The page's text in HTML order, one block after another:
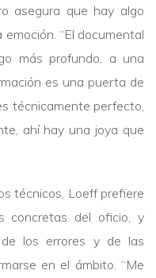
asegura que hay algo
“El documental
más profundo, a una
es una puerta de
técnicamente perfecto,
ahí hay una joya que
técnicos, Loeff prefiere
concretas del oficio, y
los errores y de las
en el ámbito. “Me